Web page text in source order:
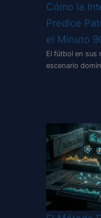
Cómo la
Predice
el Minuto
El fútbol en sus
escenario